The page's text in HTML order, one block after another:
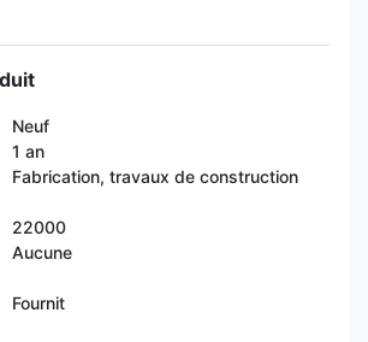
Neuf
1 an
Fabrication, travaux de construction
22000
Aucune
Fournit